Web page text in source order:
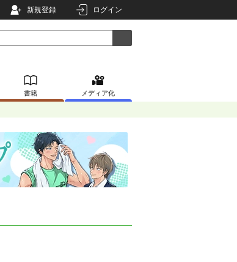
新規登録 ログイン
書籍 メディア化